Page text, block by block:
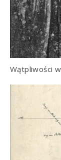
Wątpliwości